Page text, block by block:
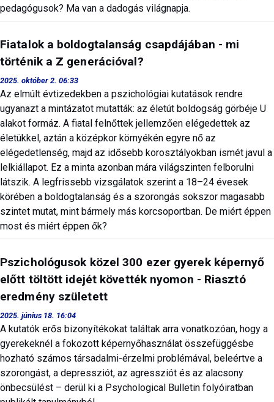
pedagógusok? Ma van a dadogás világnapja.
Fiatalok a boldogtalanság csapdájában - mi
történik a Z generációval?
2025. október 2. 06:33
Az elmúlt évtizedekben a pszichológiai kutatások rendre
ugyanazt a mintázatot mutatták: az életút boldogság görbéje U
alakot formáz. A fiatal felnőttek jellemzően elégedettek az
életükkel, aztán a középkor környékén egyre nő az
elégedetlenség, majd az idősebb korosztályokban ismét javul a
lelkiállapot. Ez a minta azonban mára világszinten felborulni
látszik. A legfrissebb vizsgálatok szerint a 18–24 évesek
körében a boldogtalanság és a szorongás sokszor magasabb
szintet mutat, mint bármely más korcsoportban. De miért éppen
most és miért éppen ők?
Pszichológusok közel 300 ezer gyerek képernyő
előtt töltött idejét követték nyomon - Riasztó
eredmény született
2025. június 18. 16:04
A kutatók erős bizonyítékokat találtak arra vonatkozóan, hogy a
gyerekeknél a fokozott képernyőhasználat összefüggésbe
hozható számos társadalmi-érzelmi problémával, beleértve a
szorongást, a depressziót, az agressziót és az alacsony
önbecsülést – derül ki a Psychological Bulletin folyóiratban